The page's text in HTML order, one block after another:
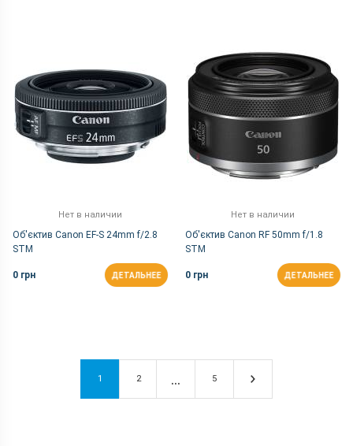
Нет в наличии
Об'єктив Canon EF-S 24mm f/2.8
STM
0 грн ДЕТАЛЬНЕЕ
Нет в наличии
Об'єктив Canon RF 50mm f/1.8
STM
0 грн ДЕТАЛЬНЕЕ
1 2 5